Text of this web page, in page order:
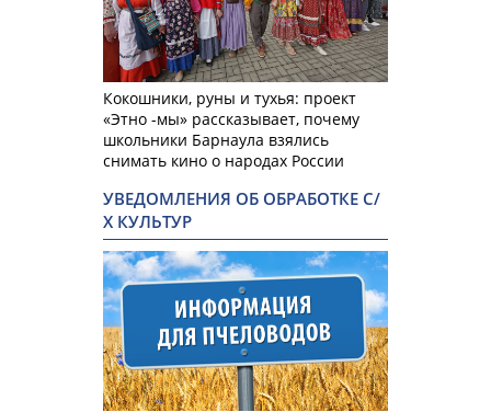
Кокошники, руны и тухья: проект
«Этно -мы» рассказывает, почему
школьники Барнаула взялись
снимать кино о народах России
УВЕДОМЛЕНИЯ ОБ ОБРАБОТКЕ С/
Х КУЛЬТУР